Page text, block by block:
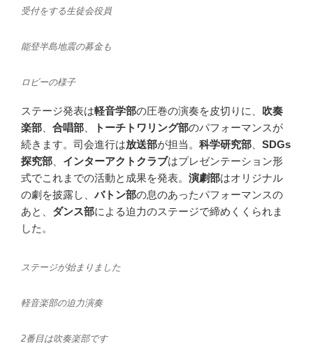
受付をする生徒会役員
能登半島地震の募金も
ロビーの様子
ステージ発表は軽音学部の圧巻の演奏を皮切りに、 吹奏
楽部
合唱部 トーチトワリング部のパフォーマンスが
続きます。司会進行は放送部が担当。 科学研究部
SDGs
探究部
インターアクトクラブはプレゼンテーション形
式でこれまでの活動と成果を発表。 演劇部はオリジナル
の劇を披露し、 バトン部の息のあったパフォーマンスの
あと、 ダンス部による迫力のステージで締めくくられま
した。
ステージが始まりました
軽音楽部の迫力演奏
2番目は吹奏楽部です